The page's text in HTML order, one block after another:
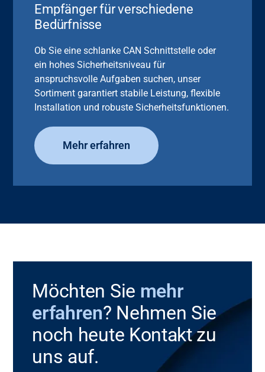
Empfänger für verschiedene
Bedürfnisse
Ob Sie eine schlanke CAN Schnittstelle oder
ein hohes Sicherheitsniveau für
anspruchsvolle Aufgaben suchen, unser
Sortiment garantiert stabile Leistung, flexible
Installation und robuste Sicherheitsfunktionen.
Mehr erfahren
Möchten Sie mehr
erfahren? Nehmen Sie
noch heute Kontakt zu
uns auf.